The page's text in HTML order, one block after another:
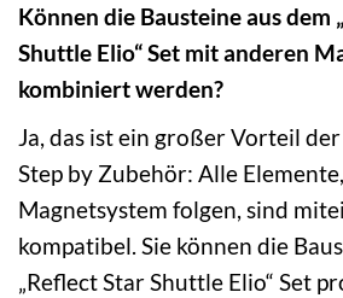
Können die Bausteine aus dem
Shuttle Elio“ Set mit anderen
kombiniert werden?
Ja, das ist ein großer Vorteil
Step by Zubehör: Alle
Magnetsystem folgen, sind
kompatibel. Sie können die
„Reflect Star Shuttle Elio“ Set